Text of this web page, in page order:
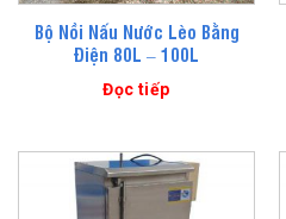
Bộ Nồi Nấu Nước Lèo Bằng
Điện 80L – 100L
Đọc tiếp